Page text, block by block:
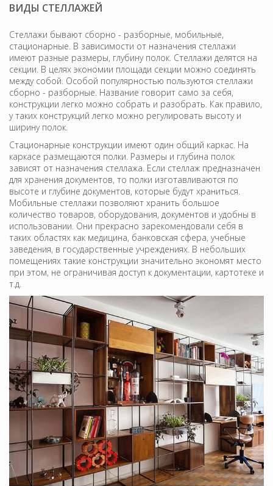
ВИДЫ СТЕЛЛАЖЕЙ
Стеллажи бывают сборно - разборные, мобильные,
стационарные. В зависимости от назначения стеллажи
имеют разные размеры, глубину полок. Стеллажи делятся на
секции. В целях экономии площади секции можно соединять
между собой. Особой популярностью пользуются стеллажи
сборно - разборные. Название говорит само за себя,
конструкции легко можно собрать и разобрать. Как правило,
у таких конструкций легко можно регулировать высоту и
ширину полок.
Стационарные конструкции имеют один общий каркас. На
каркасе размещаются полки. Размеры и глубина полок
зависят от назначения стеллажа. Если стеллаж предназначен
для хранения документов, то полки изготавливаются по
высоте и глубине документов, которые будут храниться.
Мобильные стеллажи позволяют хранить большое
количество товаров, оборудования, документов и удобны в
использовании. Они прекрасно зарекомендовали себя в
таких областях как медицина, банковская сфера, учебные
заведения, в государственные учреждениях. В небольших
помещениях такие конструкции значительно экономят место
при этом, не ограничивая доступ к документации, картотеке и
т.д.